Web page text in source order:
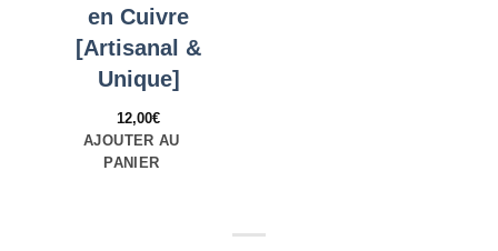
en Cuivre
[Artisanal &
Unique]
12,00€
AJOUTER AU
PANIER